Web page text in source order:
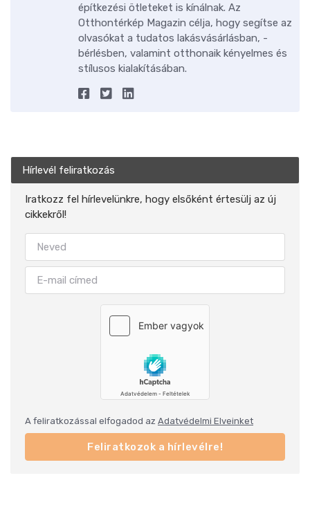
építkezési ötleteket is kínálnak. Az
Otthontérkép Magazin célja, hogy segítse az
olvasókat a tudatos lakásvásárlásban, -
bérlésben, valamint otthonaik kényelmes és
stílusos kialakításában.
Hírlevél feliratkozás
Iratkozz fel hírlevelünkre, hogy elsőként értesülj az új
cikkekről!
A feliratkozással elfogadod az Adatvédelmi Elveinket
Feliratkozok a hírlevélre!